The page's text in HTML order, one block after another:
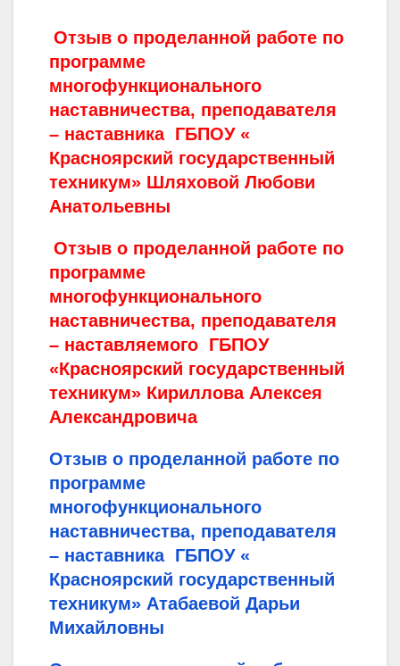
Отзыв о проделанной работе по
программе
многофункционального
наставничества, преподавателя
– наставника ГБПОУ «
Красноярский государственный
техникум» Шляховой Любови
Анатольевны
Отзыв о проделанной работе по
программе
многофункционального
наставничества, преподавателя
– наставляемого ГБПОУ
«Красноярский государственный
техникум» Кириллова Алексея
Александровича
Отзыв о проделанной работе по
программе
многофункционального
наставничества, преподавателя
– наставника ГБПОУ «
Красноярский государственный
техникум» Атабаевой Дарьи
Михайловны